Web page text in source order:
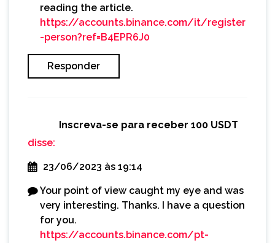
reading the article.
https://accounts.binance.com/it/register
-person?ref=B4EPR6J0
Responder
Inscreva-se para receber 100 USDT
disse:
23/06/2023 às 19:14
Your point of view caught my eye and was
very interesting. Thanks. I have a question
for you.
https://accounts.binance.com/pt-